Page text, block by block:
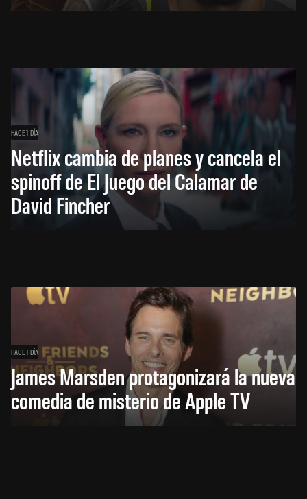
HACE 1 DÍA
Netflix cambia de planes y cancela el
spinoff de El Juego del Calamar de
David Fincher
HACE 1 DÍA
James Marsden protagonizará la nueva
comedia de misterio de Apple TV